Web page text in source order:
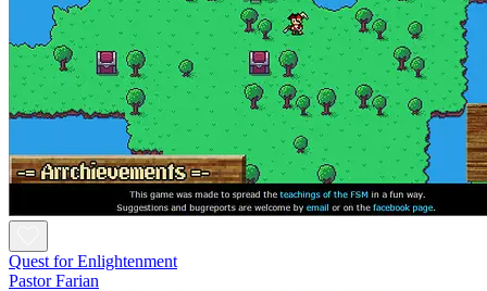
Quest for Enlightenment
Pastor Farian